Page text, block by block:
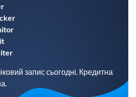
запис сьогодні. Кредитна